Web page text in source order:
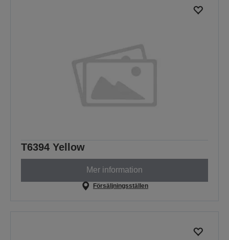
T6394 Yellow
Mer information
Försäljningsställen